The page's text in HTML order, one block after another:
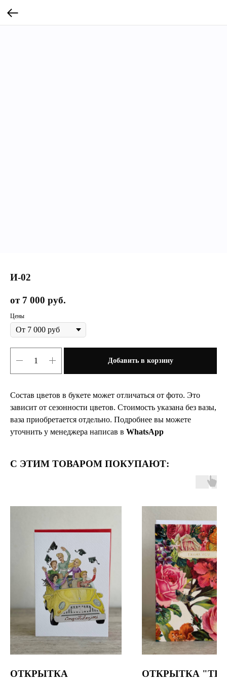
И-02
7 000 руб.
Цены
Добавить в корзину
Состав цветов в букете может отличаться от фото. Это
зависит от сезонности цветов. Стоимость указана без вазы,
ваза приобретается отдельно. Подробнее вы можете
уточнить у менеджера написав в WhatsApp
С ЭТИМ ТОВАРОМ ПОКУПАЮТ:
ОТКРЫТКА
ОТКРЫТКА